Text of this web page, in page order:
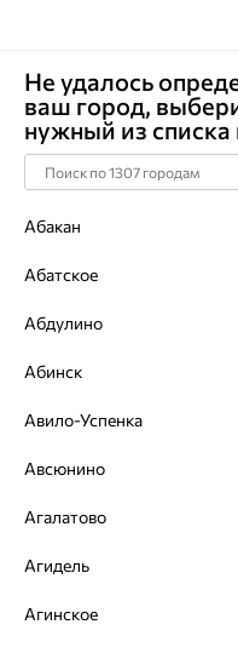
Главная Каталог Часы
Часы, серебро,
Артикул:1375.0.19.51A.B
Не удалось
ваш город,
нужный из
Абакан
Абатское
Абдулино
Абинск
Авило-Успенка
Авсюнино
Агалатово
Агидель
Агинское